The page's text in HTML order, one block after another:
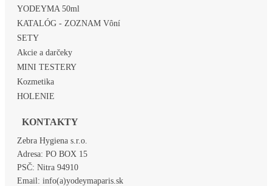
YODEYMA 50ml
KATALÓG - ZOZNAM Vôní
SETY
Akcie a darčeky
MINI TESTERY
Kozmetika
HOLENIE
KONTAKTY
Zebra Hygiena s.r.o.
Adresa: PO BOX 15
PSČ: Nitra 94910
Email: info(a)yodeymaparis.sk